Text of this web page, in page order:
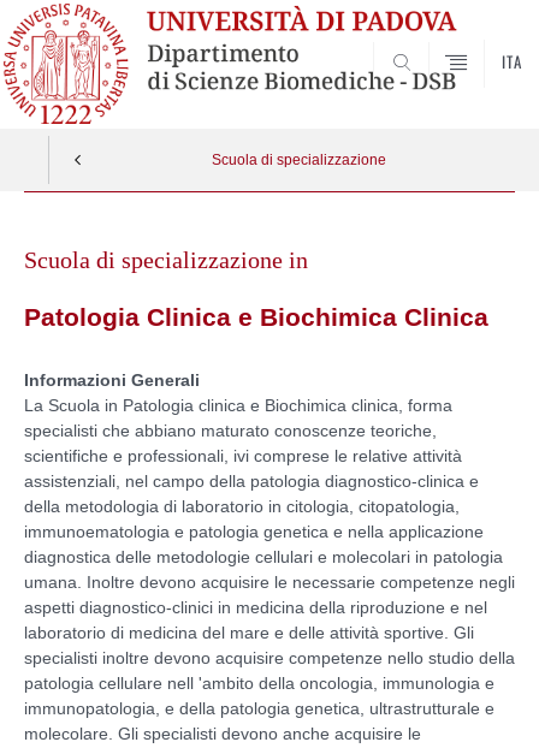
SEARCH
ITA
Scuola di specializzazione
contentScuola di specializzazione in
Patologia Clinica e Biochimica Clinica
Informazioni Generali
La Scuola in Patologia clinica e Biochimica clinica, forma
specialisti che abbiano maturato conoscenze teoriche,
scientifiche e professionali, ivi comprese le relative attività
assistenziali, nel campo della patologia diagnostico-clinica e
della metodologia di laboratorio in citologia, citopatologia,
immunoematologia e patologia genetica e nella applicazione
diagnostica delle metodologie cellulari e molecolari in patologia
umana. Inoltre devono acquisire le necessarie competenze negli
aspetti diagnostico-clinici in medicina della riproduzione e nel
laboratorio di medicina del mare e delle attività sportive. Gli
specialisti inoltre devono acquisire competenze nello studio della
patologia cellulare nell 'ambito della oncologia, immunologia e
immunopatologia, e della patologia genetica, ultrastrutturale e
molecolare. Gli specialisti devono anche acquisire le